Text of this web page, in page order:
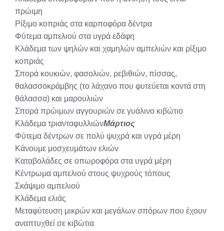
πρώιμη
Ρίξιμο κοπριάς στα καρποφόρα δέντρα
Φύτεμα αμπελιού στα υγρά εδάφη
Κλάδεμα των ψηλών και χαμηλών αμπελιών και ρίξιμο
κοπριάς
Σπορά κουκιών, φασολιών, ρεβιθιών, πίσσας,
θαλασσοκράμβης (το λάχανο που φυτεύεται κοντά στη
θάλασσα) και μαρουλιών
Σπορά πρώιμων αγγουριών σε γυάλινο κιβώτιο
Κλάδεμα τριανταφυλλιώνΜάρτιος
Φύτεμα δέντρων σε πολύ ψυχρά και υγρά μέρη
Κάνουμε μοσχευμάτων ελιών
Καταβολάδες σε οπωροφόρα στα υγρά μέρη
Κέντρωμα αμπελιού στους ψυχρούς τόπους
Σκάψιμο αμπελιού
Κλάδεμα ελιάς
Μεταφύτευση μικρών και μεγάλων σπόρων που έχουν
αναπτυχθεί σε κιβώτια